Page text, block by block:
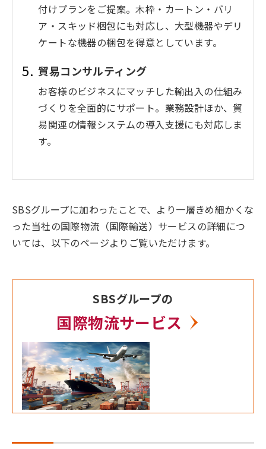
付けプランをご提案。木枠・カートン・バリ
ア・スキッド梱包にも対応し、大型機器やデリ
ケートな機器の梱包を得意としています。
貿易コンサルティング
お客様のビジネスにマッチした輸出入の仕組み
づくりを全面的にサポート。業務設計ほか、貿
易関連の情報システムの導入支援にも対応しま
す。
SBSグループに加わったことで、より一層きめ細かくな
った当社の国際物流（国際輸送）サービスの詳細につ
いては、以下のページよりご覧いただけます。
SBSグループの
国際物流サービス